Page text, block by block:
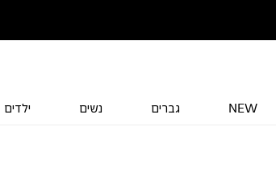
NEW גברים נשים ילדים